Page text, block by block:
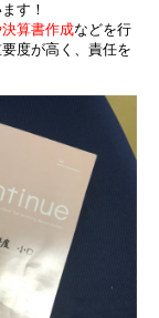
す！
算書作成などを行
度が高く、責任を